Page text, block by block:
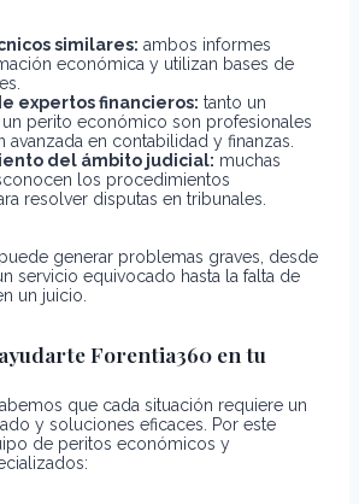
similares: ambos informes
económica y utilizan bases de
expertos financieros: tanto un
perito económico son profesionales
avanzada en contabilidad y finanzas.
del ámbito judicial: muchas
los procedimientos
resolver disputas en tribunales.
generar problemas graves, desde
servicio equivocado hasta la falta de
un juicio.
Forentia360 en tu
que cada situación requiere un
y soluciones eficaces. Por este
de peritos económicos y